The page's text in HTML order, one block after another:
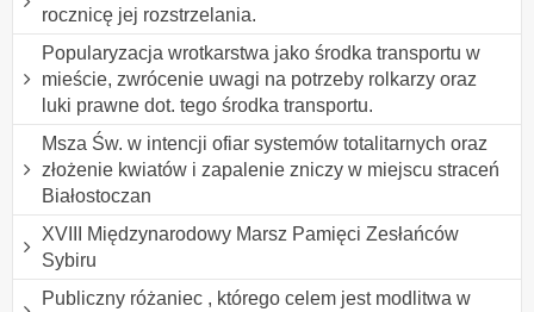
rocznicę jej rozstrzelania.
Popularyzacja wrotkarstwa jako środka transportu w
mieście, zwrócenie uwagi na potrzeby rolkarzy oraz
luki prawne dot. tego środka transportu.
Msza Św. w intencji ofiar systemów totalitarnych oraz
złożenie kwiatów i zapalenie zniczy w miejscu straceń
Białostoczan
XVIII Międzynarodowy Marsz Pamięci Zesłańców
Sybiru
Publiczny różaniec , którego celem jest modlitwa w